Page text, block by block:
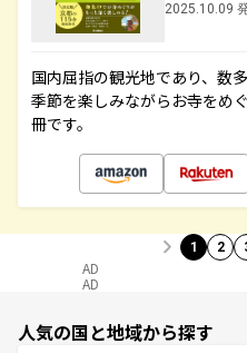
2025.10.09
国内屈指の観光地であり、数
季節を楽しみながらお寺をめ
冊です。
1 2
AD
AD
人気の国と地域から探す